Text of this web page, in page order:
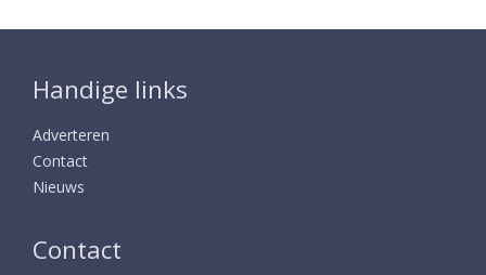
Handige links
Adverteren
Contact
Nieuws
Contact